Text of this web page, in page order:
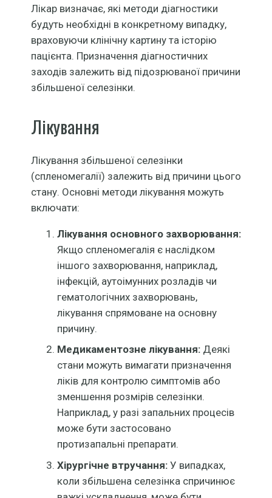
Лікар визначає, які методи діагностики
будуть необхідні в конкретному випадку,
враховуючи клінічну картину та історію
пацієнта. Призначення діагностичних
заходів залежить від підозрюваної причини
збільшеної селезінки.
Лікування
Лікування збільшеної селезінки
(спленомегалії) залежить від причини цього
стану. Основні методи лікування можуть
включати:
Лікування основного захворювання:
Якщо спленомегалія є наслідком
іншого захворювання, наприклад,
інфекцій, аутоімунних розладів чи
гематологічних захворювань,
лікування спрямоване на основну
причину.
Медикаментозне лікування:Деякі
стани можуть вимагати призначення
ліків для контролю симптомів або
зменшення розмірів селезінки.
Наприклад, у разі запальних процесів
може бути застосовано
протизапальні препарати.
Хірургічне втручання:У випадках,
коли збільшена селезінка спричинює